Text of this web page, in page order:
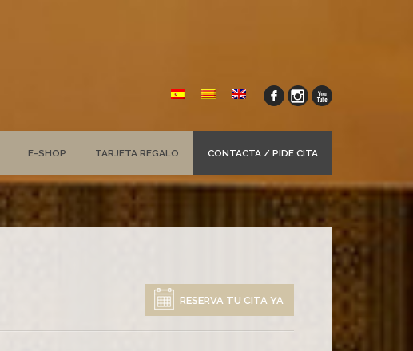
E-SHOP TARJETA REGALO CONTACTA / PIDE CITA
RESERVA TU CITA YA